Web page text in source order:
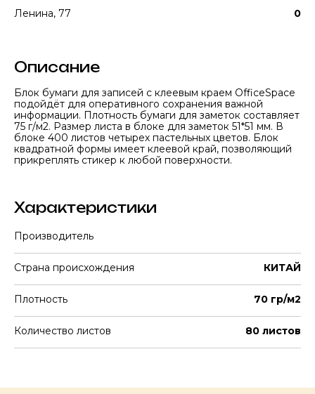
Ленина, 77 0
Описание
Блок бумаги для записей с клеевым краем OfficeSpace
подойдёт для оперативного сохранения важной
информации. Плотность бумаги для заметок составляет
75 г/м2. Размер листа в блоке для заметок 51*51 мм. В
блоке 400 листов четырех пастельных цветов. Блок
квадратной формы имеет клеевой край, позволяющий
прикреплять стикер к любой поверхности.
Характеристики
Производитель
Страна происхождения КИТАЙ
Плотность 70 гр/м2
Количество листов 80 листов